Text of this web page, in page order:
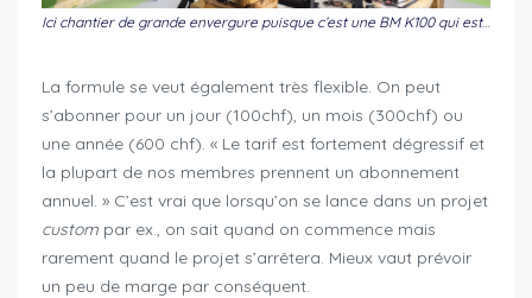
Ici chantier de grande envergure puisque c’est une BM K100 qui est entièrement démontée!
La formule se veut également très flexible. On peut
s’abonner pour un jour (100chf), un mois (300chf) ou
une année (600 chf). « Le tarif est fortement dégressif et
la plupart de nos membres prennent un abonnement
annuel. » C’est vrai que lorsqu’on se lance dans un projet
custom par ex., on sait quand on commence mais
rarement quand le projet s’arrêtera. Mieux vaut prévoir
un peu de marge par conséquent.